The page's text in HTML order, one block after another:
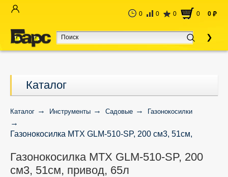
0 0 0 0 0 руб
Каталог
Каталог Инструменты Садовые Газонокосилки
Газонокосилка MTX GLM-510-SP, 200 см3, 51см,
Газонокосилка MTX GLM-510-SP, 200
см3, 51см, привод, 65л